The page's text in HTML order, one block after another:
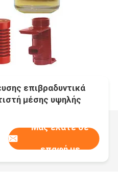
επιβραδυντικά
μέσης υψηλής
Μας ελάτε σε
επαφή με